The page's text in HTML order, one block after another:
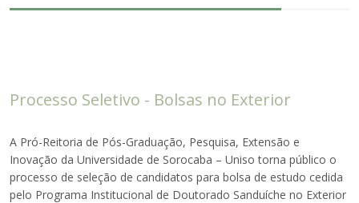
Processo Seletivo - Bolsas no Exterior
A Pró-Reitoria de Pós-Graduação, Pesquisa, Extensão e
Inovação da Universidade de Sorocaba – Uniso torna público o
processo de seleção de candidatos para bolsa de estudo cedida
pelo Programa Institucional de Doutorado Sanduíche no Exterior